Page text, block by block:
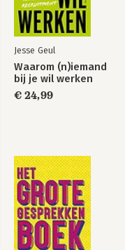
Jesse Geul
Waarom (n)iemand
bij je wil werken
€ 24,99